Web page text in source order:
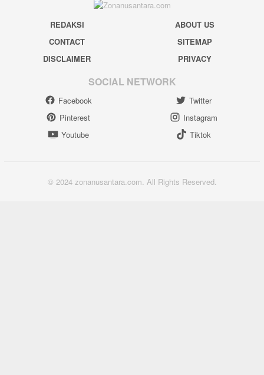
REDAKSI
ABOUT US
CONTACT
SITEMAP
DISCLAIMER
PRIVACY
SOCIAL NETWORK
Facebook
Twitter
Pinterest
Instagram
Youtube
Tiktok
© 2024 zonanusantara.com. All Rights Reserved.